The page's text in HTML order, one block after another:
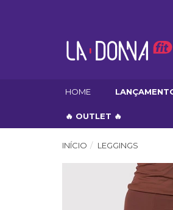
HOME
🔥 OUTLET 🔥
INÍCIO LEGGINGS